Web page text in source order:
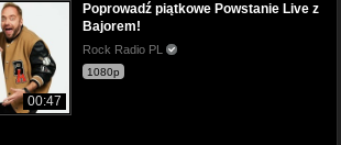
00:47
Poprowadź piątkowe Powstanie Live z
Bajorem!
Rock Radio PL
1080p